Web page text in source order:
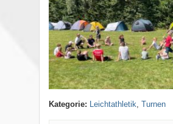
Kategorie: Leichtathletik, Turnen